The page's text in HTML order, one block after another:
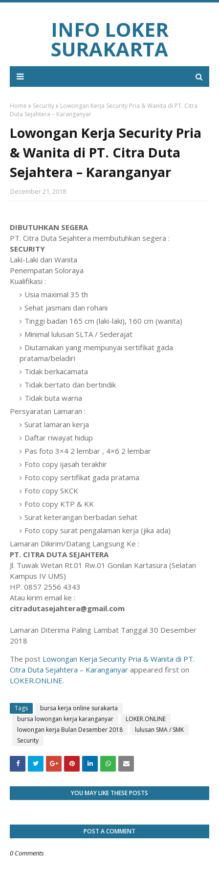
INFO LOKER
SURAKARTA
Home Security
Lowongan Kerja Security Pria & Wanita di PT. Citra
Duta Sejahtera – Karanganyar
Lowongan Kerja Security Pria
& Wanita di PT. Citra Duta
Sejahtera – Karanganyar
December 21, 2018
DIBUTUHKAN SEGERA
PT. Citra Duta Sejahtera membutuhkan segera :
SECURITY
Laki-Laki dan Wanita
Penempatan Soloraya
Kualifikasi :
Usia maximal 35 th
Sehat jasmani dan rohani
Tinggi badan 165 cm (laki-laki), 160 cm (wanita)
Minimal lulusan SLTA / Sederajat
Diutamakan yang mempunyai sertifikat gada
pratama/beladiri
Tidak berkacamata
Tidak bertato dan bertindik
Tidak buta warna
Persyaratan Lamaran :
Surat lamaran kerja
Daftar riwayat hidup
Pas foto 3×4 2 lembar , 4×6 2 lembar
Foto copy ijasah terakhir
Foto copy sertifikat gada pratama
Foto copy SKCK
Foto copy KTP & KK
Surat keterangan berbadan sehat
Foto copy surat pengalaman kerja (jika ada)
Lamaran Dikirim/Datang Langsung Ke :
PT. CITRA DUTA SEJAHTERA
Jl. Tuwak Wetan Rt.01 Rw.01 Gonilan Kartasura (Selatan
Kampus IV UMS)
HP. 0857 2556 4343
Atau kirim email ke :
citradutasejahtera@gmail.com
Lamaran Diterima Paling Lambat Tanggal 30 Desember
2018
The post Lowongan Kerja Security Pria & Wanita di PT.
Citra Duta Sejahtera – Karanganyar appeared first on
LOKER.ONLINE.
Tags
bursa kerja online surakarta
bursa lowongan kerja karanganyar
LOKER.ONLINE
lowongan kerja Bulan Desember 2018
lulusan SMA / SMK
Security
YOU MAY LIKE THESE POSTS
POST A COMMENT
0 Comments